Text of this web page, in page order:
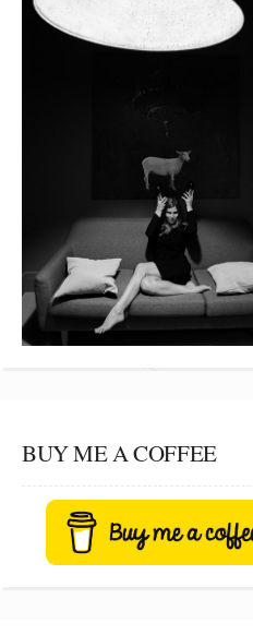
BUY ME A COFFEE